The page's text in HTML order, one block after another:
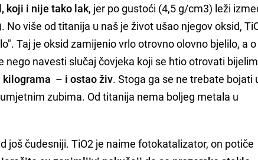
koji i nije tako lak, jer po gustoći (4,5 g/cm3) leži
više od titanija u naš je život ušao njegov oksid,
Taj je oksid zamijenio vrlo otrovno olovno bjelilo, a o
navesti slučaj čovjeka koji se htio otrovati bijelim
kilograma – i ostao živ. Stoga ga se ne trebate bojati
zubima. Od titanija nema boljeg metala u
još čudesniji. TiO2 je naime fotokatalizator, on potiče